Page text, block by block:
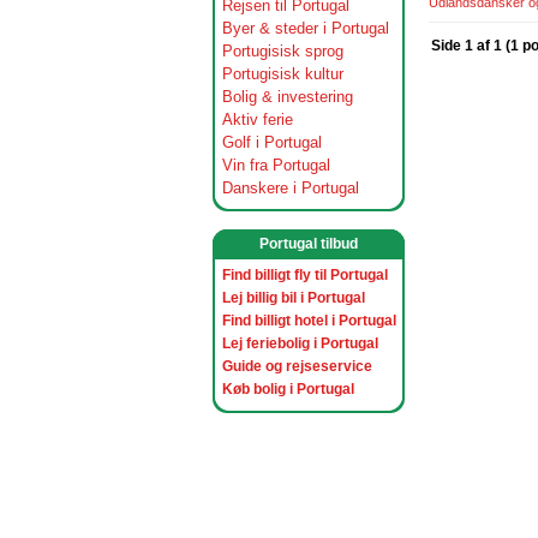
Rejsen til Portugal
Byer & steder i Portugal
Portugisisk sprog
Portugisisk kultur
Bolig & investering
Aktiv ferie
Golf i Portugal
Vin fra Portugal
Danskere i Portugal
Portugal tilbud
Find billigt fly til Portugal
Lej billig bil i Portugal
Find billigt hotel i Portugal
Lej feriebolig i Portugal
Guide og rejseservice
Køb bolig i Portugal
Side 1 af 1 (1